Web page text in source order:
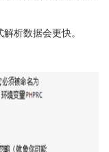
析数据会更快。